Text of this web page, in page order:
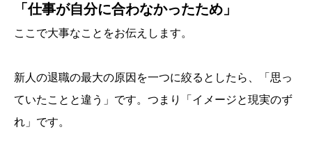
「仕事が自分に合わなかったため」
ここで大事なことをお伝えします。
新人の退職の最大の原因を一つに絞るとしたら、「思っ
ていたことと違う」です。つまり「イメージと現実のず
れ」です。